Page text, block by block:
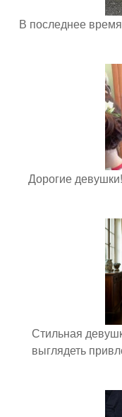
В последнее
Дорогие
Стильная
выглядеть